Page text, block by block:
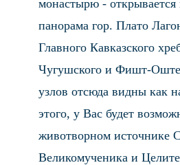
монастырю - открывается
панорама гор. Плато
Главного Кавказского
Чугушского и Фишт-
узлов отсюда видны как
этого, у Вас будет
животворном источнике
Великомученика и